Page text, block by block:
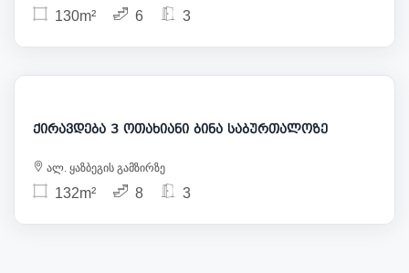
130m² 6 3
1 000
ქირავდება 3 ოთახიანი ბინა საბურთალოზე
ალ. ყაზბეგის გამზირზე
132m² 8 3